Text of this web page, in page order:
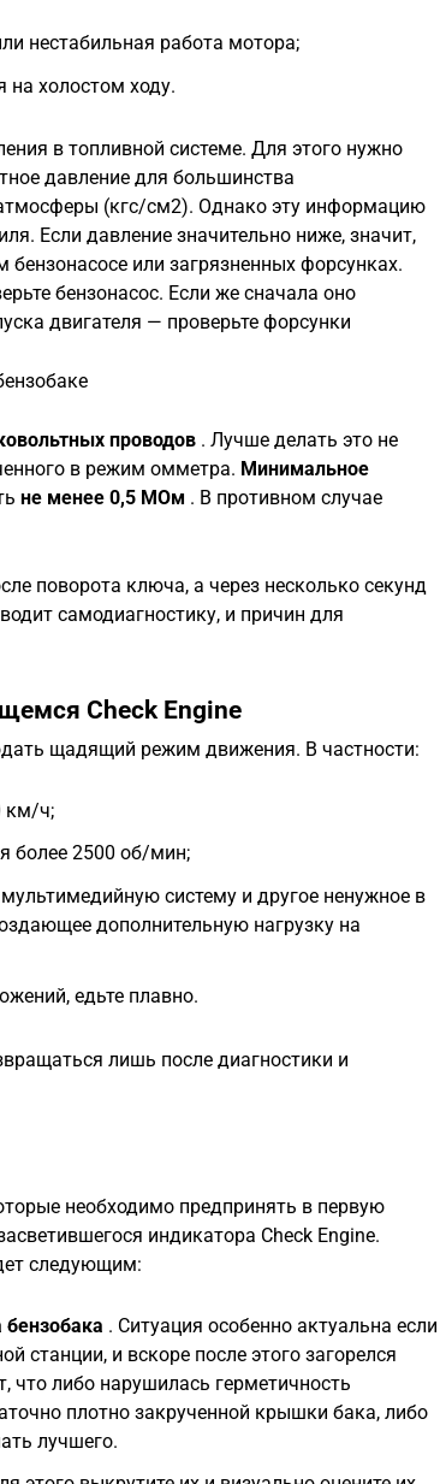
нестабильная работа мотора;
на холостом ходу.
в топливной системе. Для этого нужно
давление для большинства
(кгс/см2). Однако эту информацию
Если давление значительно ниже, значит,
или загрязненных форсунках.
бензонасос. Если же сначала оно
двигателя — проверьте форсунки
проводов . Лучше делать это не
в режим омметра. Минимальное
не менее 0,5 МОм . В противном случае
поворота ключа, а через несколько секунд
самодиагностику, и причин для
Check Engine
щадящий режим движения. В частности:
км/ч;
более 2500 об/мин;
систему и другое ненужное в
дополнительную нагрузку на
едьте плавно.
лишь после диагностики и
необходимо предпринять в первую
индикатора Check Engine.
следующим:
. Ситуация особенно актуальна если
станции, и вскоре после этого загорелся
что либо нарушилась герметичность
плотно закрученной крышки бака, либо
лучшего.